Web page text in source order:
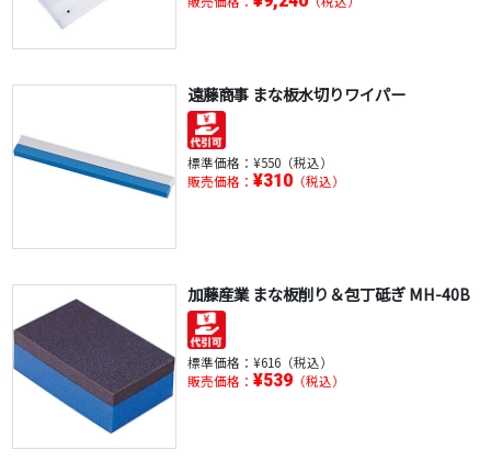
遠藤商事 まな板水切りワイパー
標準価格： ¥550（税込）
販売価格： ¥310（税込）
加藤産業 まな板削り＆包丁砥ぎ MH-40B
標準価格： ¥616（税込）
販売価格： ¥539（税込）